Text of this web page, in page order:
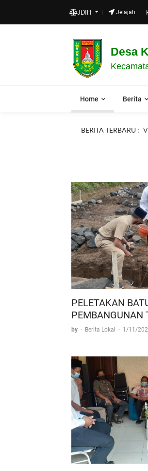
JDIH Jelajah
Desa
Home Berita
BERITA TERBARU :
PELETAKAN
PEMBANGUNAN
by - Berita Lokal - 1/11/